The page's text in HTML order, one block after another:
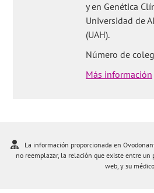
y en Genética
Universidad de
(UAH).
Número de
Más información
La información proporcionada en
no reemplazar, la relación que existe entre
web, y su